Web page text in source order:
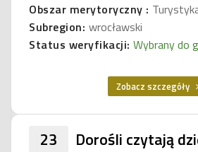
Obszar merytoryczny :
Subregion: wrocławski
Status weryfikacji: Wybrany do
Zobacz szczegóły
23 Dorośli czytają